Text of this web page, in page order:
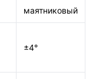
маятниковый
±4°